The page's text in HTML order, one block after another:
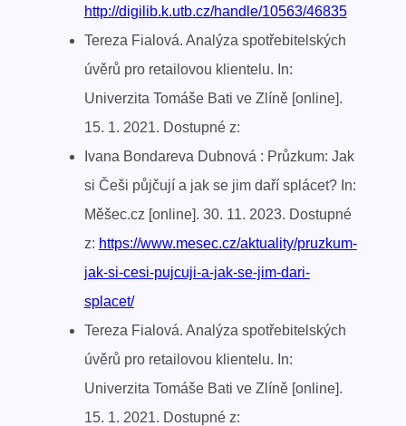
http://digilib.k.utb.cz/handle/10563/46835
Tereza Fialová. Analýza spotřebitelských
úvěrů pro retailovou klientelu. In:
Univerzita Tomáše Bati ve Zlíně [online].
15. 1. 2021. Dostupné z:
Ivana Bondareva Dubnová : Průzkum: Jak
si Češi půjčují a jak se jim daří splácet? In:
Měšec.cz [online]. 30. 11. 2023. Dostupné
z: https://www.mesec.cz/aktuality/pruzkum-
jak-si-cesi-pujcuji-a-jak-se-jim-dari-
splacet/
Tereza Fialová. Analýza spotřebitelských
úvěrů pro retailovou klientelu. In:
Univerzita Tomáše Bati ve Zlíně [online].
15. 1. 2021. Dostupné z: